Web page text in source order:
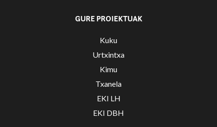
GURE PROIEKTUAK
Kuku
Urtxintxa
Kimu
Txanela
EKI LH
EKI DBH